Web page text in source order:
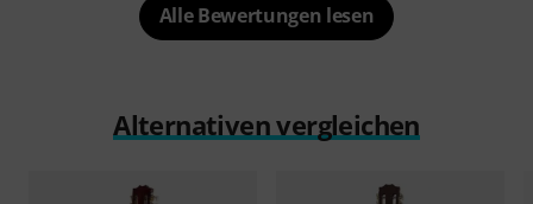
Alle Bewertungen lesen
Alternativen vergleichen